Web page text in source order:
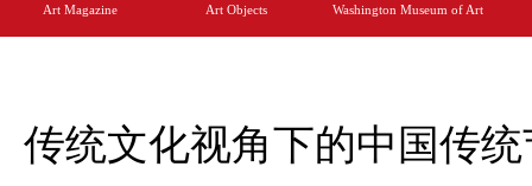
Art Magazine Art Objects Washington Museum of Art
传统文化视角下的中国传